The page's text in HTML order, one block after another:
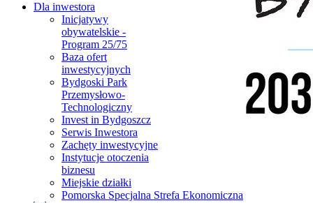
Dla inwestora
Inicjatywy
obywatelskie -
Program 25/75
Baza ofert
inwestycyjnych
Bydgoski Park
Przemysłowo-
Technologiczny
Invest in Bydgoszcz
Serwis Inwestora
Zachęty inwestycyjne
Instytucje otoczenia
biznesu
Miejskie działki
Pomorska Specjalna Strefa Ekonomiczna